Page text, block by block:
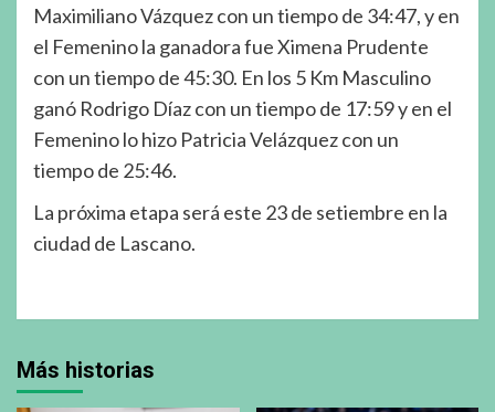
Maximiliano Vázquez con un tiempo de 34:47, y en
el Femenino la ganadora fue Ximena Prudente
con un tiempo de 45:30. En los 5 Km Masculino
ganó Rodrigo Díaz con un tiempo de 17:59 y en el
Femenino lo hizo Patricia Velázquez con un
tiempo de 25:46.
La próxima etapa será este 23 de setiembre en la
ciudad de Lascano.
Más historias